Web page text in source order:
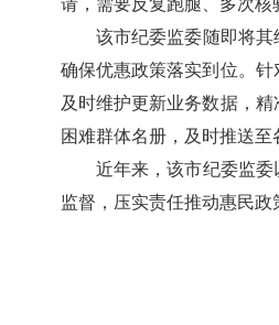
请，需要反复跑腿、多次
该市纪委监委随即将
确保优惠政策落实到位。
及时维护更新业务数据，
困难群体名册，及时推送
近年来，该市纪委监
监督，压实责任推动惠民